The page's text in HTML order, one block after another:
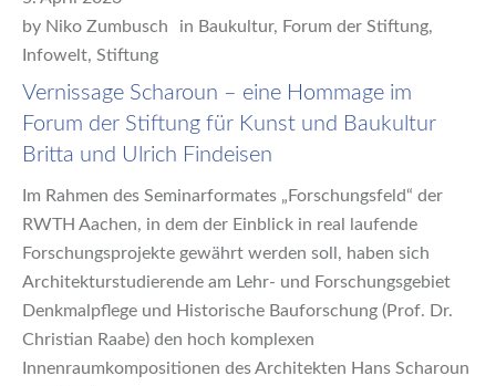
by Niko Zumbusch in Baukultur, Forum der Stiftung,
Infowelt, Stiftung
Vernissage Scharoun – eine Hommage im
Forum der Stiftung für Kunst und Baukultur
Britta und Ulrich Findeisen
Im Rahmen des Seminarformates „Forschungsfeld“ der
RWTH Aachen, in dem der Einblick in real laufende
Forschungsprojekte gewährt werden soll, haben sich
Architekturstudierende am Lehr- und Forschungsgebiet
Denkmalpflege und Historische Bauforschung (Prof. Dr.
Christian Raabe) den hoch komplexen
Innenraumkompositionen des Architekten Hans Scharoun